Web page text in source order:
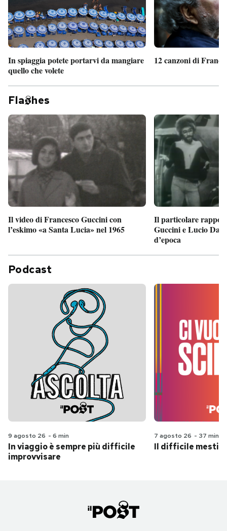
In spiaggia potete portarvi da mangiare
quello che volete
12 canzoni di
Fla hes
Il video di Francesco Guccini con
l’eskimo «a Santa Lucia» nel 1965
Il particolare
Guccini e Lucio
d’epoca
Podcast
9 agosto 26 - 6 min
In viaggio è sempre più difficile
improvvisare
7 agosto 26 - 37 min
Il difficile